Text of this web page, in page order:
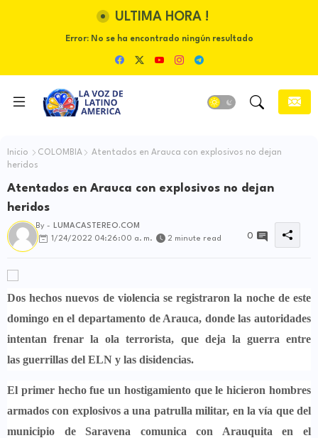
ULTIMA HORA !
Error:No se ha encontrado ningún resultado
Inicio COLOMBIA
Atentados en Arauca con explosivos no dejan
heridos
Atentados en Arauca con explosivos no dejan
heridos
By -
LUMACASTEREO.COM
1/24/2022 04:26:00 a. m.
2 minute read 0
Dos hechos nuevos de violencia se registraron la noche de este
domingo en el departamento de Arauca, donde las autoridades
intentan frenar la ola terrorista, que deja la guerra entre
las guerrillas del ELN y las disidencias.
El primer hecho fue un hostigamiento que le hicieron hombres
armados con explosivos a una patrulla militar, en la vía que del
municipio de Saravena comunica con Arauquita en el